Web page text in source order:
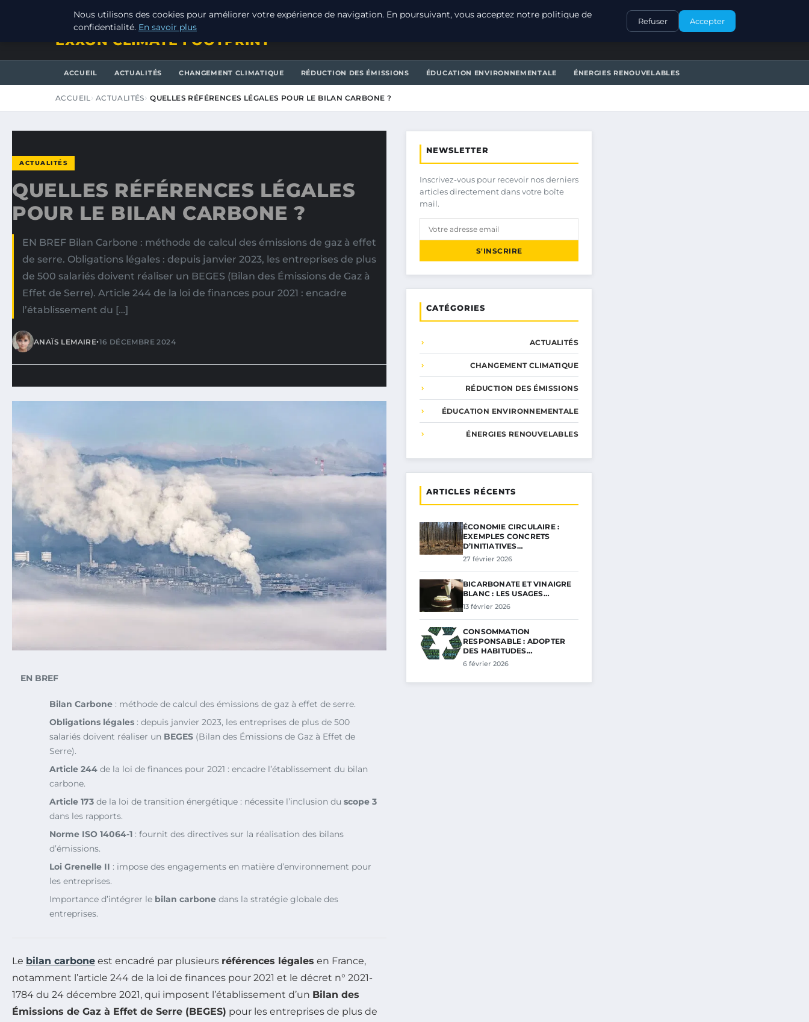
SAMEDI 8 AOÛT 2026 CONTACT
EXXON CLIMATE FOOTPRINT
ACCUEIL ACTUALITÉS CHANGEMENT CLIMATIQUE RÉDUCTION DES ÉMISSIONS ÉDUCATION ENVIRONNEMENTALE ÉNERGIES RENOUVELABLES
ACCUEIL ACTUALITÉS QUELLES RÉFÉRENCES LÉGALES POUR LE BILAN CARBONE ?
ACTUALITÉS
QUELLES RÉFÉRENCES LÉGALES
POUR LE BILAN CARBONE ?
EN BREF Bilan Carbone : méthode de calcul des émissions de gaz à effet
de serre. Obligations légales : depuis janvier 2023, les entreprises de plus
de 500 salariés doivent réaliser un BEGES (Bilan des Émissions de Gaz à
Effet de Serre). Article 244 de la loi de finances pour 2021 : encadre
l’établissement du […]
ANAÏS LEMAIRE•16 DÉCEMBRE 2024
EN BREF
Bilan Carbone : méthode de calcul des émissions de gaz à effet de serre.
Obligations légales : depuis janvier 2023, les entreprises de plus de 500
salariés doivent réaliser un BEGES (Bilan des Émissions de Gaz à Effet de
Serre).
Article 244 de la loi de finances pour 2021 : encadre l’établissement du bilan
carbone.
Article 173 de la loi de transition énergétique : nécessite l’inclusion du scope 3
dans les rapports.
Norme ISO 14064-1 : fournit des directives sur la réalisation des bilans
d’émissions.
Loi Grenelle II : impose des engagements en matière d’environnement pour
les entreprises.
Importance d’intégrer le bilan carbone dans la stratégie globale des
entreprises.
Le bilan carbone est encadré par plusieurs références légales en France,
notamment l’article 244 de la loi de finances pour 2021 et le décret n° 2021-
1784 du 24 décembre 2021, qui imposent l’établissement d’un Bilan des
Émissions de Gaz à Effet de Serre (BEGES) pour les entreprises de plus de
NEWSLETTER
Inscrivez-vous pour recevoir nos derniers
articles directement dans votre boîte
mail.
S'INSCRIRE
CATÉGORIES
ACTUALITÉS
CHANGEMENT CLIMATIQUE
RÉDUCTION DES ÉMISSIONS
ÉDUCATION ENVIRONNEMENTALE
ÉNERGIES RENOUVELABLES
ARTICLES RÉCENTS
ÉCONOMIE CIRCULAIRE :
EXEMPLES CONCRETS
D’INITIATIVES…
27 février 2026
BICARBONATE ET VINAIGRE
BLANC : LES USAGES…
13 février 2026
CONSOMMATION
RESPONSABLE : ADOPTER
DES HABITUDES…
6 février 2026
Nous utilisons des cookies pour améliorer votre expérience de navigation. En poursuivant, vous acceptez notre politique de
confidentialité. En savoir plus
Refuser Accepter